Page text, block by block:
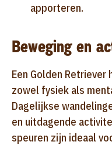
apporteren.
Beweging en
Een Golden
zowel fysiek als
Dagelijkse
en uitdagende
speuren zijn ideaal